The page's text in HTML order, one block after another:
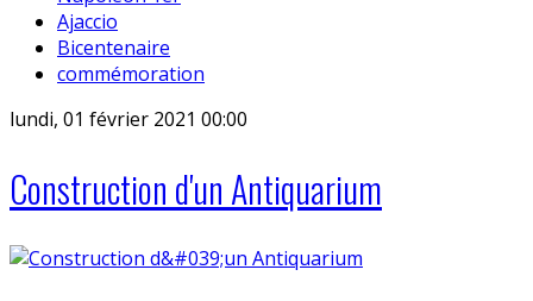
Ajaccio
Bicentenaire
commémoration
lundi, 01 février 2021 00:00
Construction d'un Antiquarium